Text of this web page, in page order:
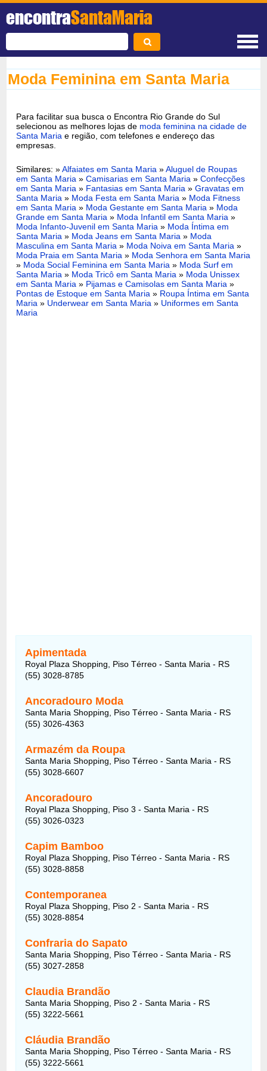
encontraSantaMaria
Moda Feminina em Santa Maria
Para facilitar sua busca o Encontra Rio Grande do Sul
selecionou as melhores lojas de moda feminina na cidade de
Santa Maria e região, com telefones e endereço das
empresas.
Similares: »Alfaiates em Santa Maria »Aluguel de Roupas
em Santa Maria »Camisarias em Santa Maria »Confecções
em Santa Maria » Fantasias em Santa Maria »Gravatas em
Santa Maria » Moda Festa em Santa Maria » Moda Fitness
em Santa Maria » Moda Gestante em Santa Maria » Moda
Grande em Santa Maria » Moda Infantil em Santa Maria »
Moda Infanto-Juvenil em Santa Maria » Moda Íntima em
Santa Maria » Moda Jeans em Santa Maria » Moda
Masculina em Santa Maria » Moda Noiva em Santa Maria »
Moda Praia em Santa Maria » Moda Senhora em Santa Maria
» Moda Social Feminina em Santa Maria » Moda Surf em
Santa Maria » Moda Tricô em Santa Maria » Moda Unissex
em Santa Maria » Pijamas e Camisolas em Santa Maria »
Pontas de Estoque em Santa Maria » Roupa Íntima em Santa
Maria » Underwear em Santa Maria » Uniformes em Santa
Maria
Apimentada
Royal Plaza Shopping, Piso Térreo - Santa Maria - RS
(55) 3028-8785
Ancoradouro Moda
Santa Maria Shopping, Piso Térreo - Santa Maria - RS
(55) 3026-4363
Armazém da Roupa
Santa Maria Shopping, Piso Térreo - Santa Maria - RS
(55) 3028-6607
Ancoradouro
Royal Plaza Shopping, Piso 3 - Santa Maria - RS
(55) 3026-0323
Capim Bamboo
Royal Plaza Shopping, Piso Térreo - Santa Maria - RS
(55) 3028-8858
Contemporanea
Royal Plaza Shopping, Piso 2 - Santa Maria - RS
(55) 3028-8854
Confraria do Sapato
Santa Maria Shopping, Piso Térreo - Santa Maria - RS
(55) 3027-2858
Claudia Brandão
Santa Maria Shopping, Piso 2 - Santa Maria - RS
(55) 3222-5661
Cláudia Brandão
Santa Maria Shopping, Piso Térreo - Santa Maria - RS
(55) 3222-5661